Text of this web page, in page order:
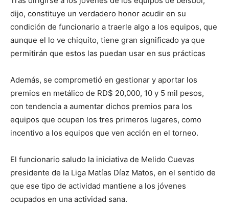
dijo, constituye un verdadero honor acudir en su
condición de funcionario a traerle algo a los equipos, que
aunque el lo ve chiquito, tiene gran significado ya que
permitirán que estos las puedan usar en sus prácticas
Además, se comprometió en gestionar y aportar los
premios en metálico de RD$ 20,000, 10 y 5 mil pesos,
con tendencia a aumentar dichos premios para los
equipos que ocupen los tres primeros lugares, como
incentivo a los equipos que ven acción en el torneo.
El funcionario saludo la iniciativa de Melido Cuevas
presidente de la Liga Matías Díaz Matos, en el sentido de
que ese tipo de actividad mantiene a los jóvenes
ocupados en una actividad sana.